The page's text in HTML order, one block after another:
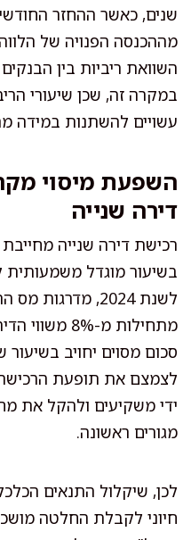
שנים, כאשר ההחזר
מההכנסה הפנויה של
השוואת ריביות בין
במקרה זה, שכן שיעורי
עשויים להשתנות במידה
השפעת מיסוי
דירה שנייה
רכישת דירה שנייה
בשיעור מוגדל משמעותית
לשנת 2024,
מתחילות מ-
לצמצם את תופעת
ידי משקיעים ולהקל את
מגורים ראשונה.
לכן, שיקלול התנאים
חיוני לקבלת החלטה